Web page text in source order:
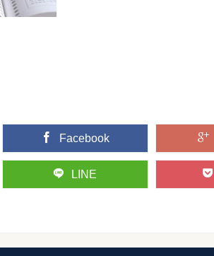
教習所に通っている人はみきわめに合格しないと免許取得
すが、残念ながら何回も落...
Facebook
LINE